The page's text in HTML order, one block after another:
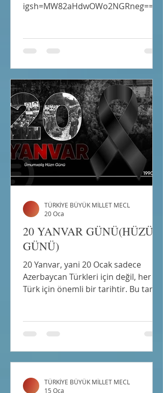
igsh=MW82aHdwOWo2NGRneg==
20 YANVAR GÜNÜ(HÜZÜN
GÜNÜ)
20 Yanvar, yani 20 Ocak sadece
Azerbaycan Türkleri için değil, her
Türk için önemli bir tarihtir. Bu tarih,
GÜNÜ OLDUĞU KADAR, ONUR VE
GURUR GÜNÜDÜR "Tam 33 yıl önce,
19 Ocak gününü 20 Ocak’a bağlayan
gece, Hüzün Günü, Kara Ocak, Kanlı
TÜRKİYE BÜYÜK MİLLET MECL
20 Oca
TÜRKİYE BÜYÜK MİLLET MECL
15 Oca